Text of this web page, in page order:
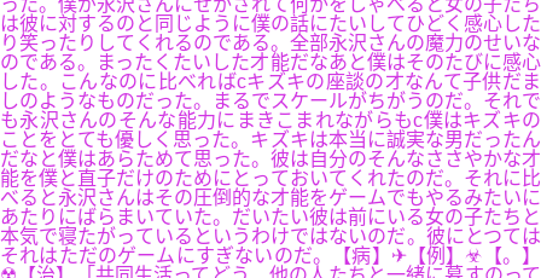
った。僕が永沢さんにせかされて何かをしゃべると女の子たち
は彼に対するのと同じように僕の話にたいしてひどく感心した
り笑ったりしてくれるのである。全部永沢さんの魔力のせいな
のである。まったくたいした才能だなあと僕はそのたびに感心
した。こんなのに比べればcキズキの座談の才なんて子供だま
しのようなものだった。まるでスケールがちがうのだ。それで
も永沢さんのそんな能力にまきこまれながらもc僕はキズキの
ことをとても優しく思った。キズキは本当に誠実な男だったん
だなと僕はあらためて思った。彼は自分のそんなささやかな才
能を僕と直子だけのためにとっておいてくれたのだ。それに比
べると永沢さんはその圧倒的な才能をゲームでもやるみたいに
あたりにばらまいていた。だいたい彼は前にいる女の子たちと
本気で寝たがっているというわけではないのだ。彼にとつては
それはただのゲームにすぎないのだ。【病】✈【例】☣【。】